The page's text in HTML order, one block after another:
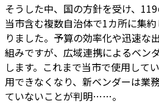
そうした中、国の方針を受け、
当市含む複数自治体で1カ所に集約
りました。予算の効率化や迅速な
組みですが、広域連携によるベン
します。これまで当市で使用して
用できなくなり、新ベンダーは業
ていないことが判明……。